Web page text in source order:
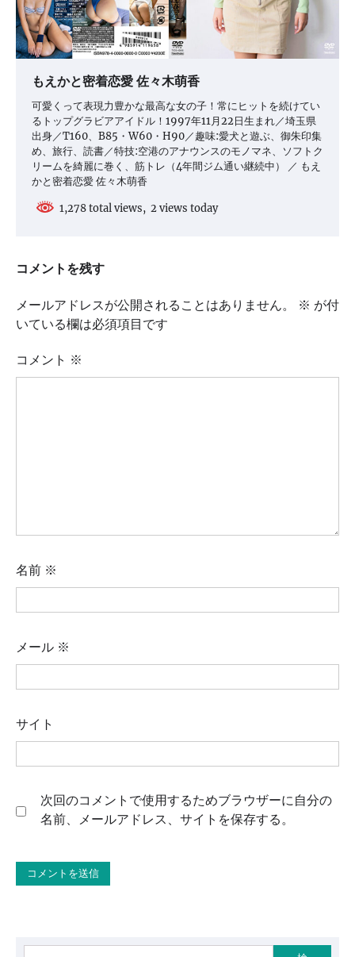
もえかと密着恋愛 佐々木萌香
可愛くって表現力豊かな最高な女の子！常にヒットを続けてい
るトップグラビアアイドル！1997年11月22日生まれ／埼玉県
出身／T160、B85・W60・H90／趣味:愛犬と遊ぶ、御朱印集
め、旅行、読書／特技:空港のアナウンスのモノマネ、ソフトク
リームを綺麗に巻く、筋トレ（4年間ジム通い継続中） ／ もえ
かと密着恋愛 佐々木萌香
1,278 total views, 2 views today
コメントを残す
メールアドレスが公開されることはありません。 ※ が付
いている欄は必須項目です
コメント ※
名前 ※
メール ※
サイト
次回のコメントで使用するためブラウザーに自分の
名前、メールアドレス、サイトを保存する。